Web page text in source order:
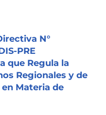
N°
PRE
que Regula la
Regionales y de
Materia de